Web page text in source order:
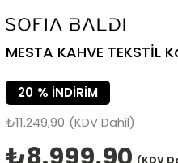
MESTA KAHVE TEKSTİL
%
20
İNDIRIM
₺11.249,90 (KDV Dahil)
(KDV